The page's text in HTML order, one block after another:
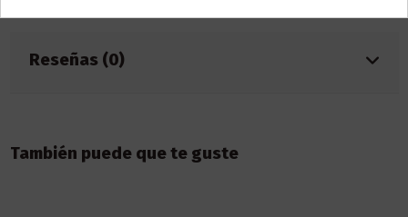
Reseñas (0)
También puede que te guste